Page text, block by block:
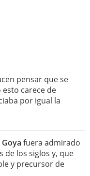
pensar que se
carece de
por igual la
Goya fuera admirado
los siglos y, que
y precursor de